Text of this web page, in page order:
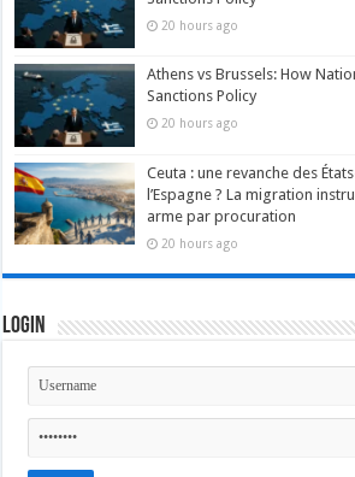
20 hours ago
Athens vs Brussels: How
Sanctions Policy
20 hours ago
Ceuta : une revanche des
l’Espagne ? La migration
arme par procuration
20 hours ago
Login